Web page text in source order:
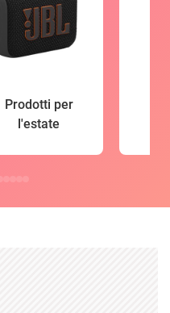
Prodotti per
l'estate